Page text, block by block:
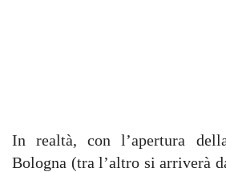
In realtà, con l’apertura
Bologna (tra l’altro si arriverà